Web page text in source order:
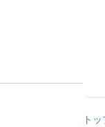
ト